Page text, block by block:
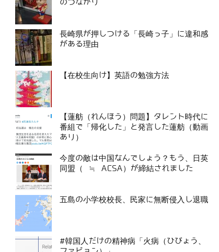
のつながり
長崎県が押しつける「長崎っ子」に違和感
がある理由
【在校生向け】英語の勉強方法
【蓮舫（れんほう）問題】タレント時代に
番組で「帰化した」と発言した蓮舫（動画
あり）
今度の敵は中国なんでしょう？もう、日英
同盟（ ≒ ACSA）が締結されました
五島の小学校校長、民家に無断侵入し退職
#韓国人だけの精神病「火病（ひびょう、